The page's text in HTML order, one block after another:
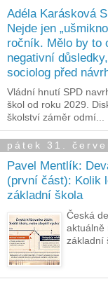
Adéla Karásková
Nejde jen
ročník. Mělo by to
negativní
sociolog před
Vládní hnutí SPD
škol od roku 2029.
školství záměr odmí...
pátek 31.
Pavel Mentlík:
(první část): Kolik
základní škola
Česká
aktuálně
základní